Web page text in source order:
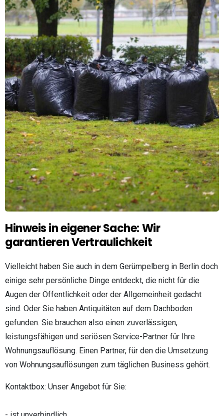
Hinweis in eigener Sache: Wir
garantieren Vertraulichkeit
Vielleicht haben Sie auch in dem Gerümpelberg in Berlin doch
einige sehr persönliche Dinge entdeckt, die nicht für die
Augen der Öffentlichkeit oder der Allgemeinheit gedacht
sind. Oder Sie haben Antiquitäten auf dem Dachboden
gefunden. Sie brauchen also einen zuverlässigen,
leistungsfähigen und seriösen Service-Partner für Ihre
Wohnungsauflösung. Einen Partner, für den die Umsetzung
von Wohnungsauflösungen zum täglichen Business gehört.
Kontaktbox: Unser Angebot für Sie: